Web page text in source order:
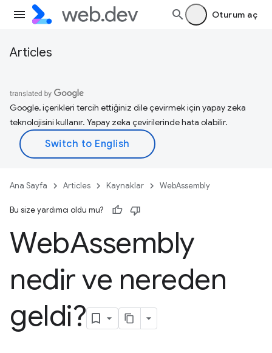
Oturum aç
Articles
Google, içerikleri tercih ettiğiniz dile çevirmek için yapay zeka
teknolojisini kullanır. Yapay zeka çevirilerinde hata olabilir.
Ana Sayfa Articles Kaynaklar WebAssembly
Bu size yardımcı oldu mu?
WebAssembly
nedir ve nereden
geldi?